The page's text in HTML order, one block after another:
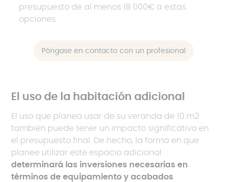
presupuesto de al menos 18 000€ a estas
opciones.
Póngase en contacto con un profesional
El uso de la habitación adicional
El uso que planea usar de su veranda de 10 m2
también puede tener un impacto significativo en
el presupuesto final. De hecho, la forma en que
planee utilizar este espacio adicional
determinará las inversiones necesarias en
términos de equipamiento y acabados.